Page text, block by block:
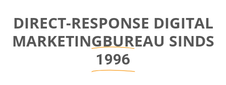
Direct-response
Digital
Marketing Bureau
DIRECT-RESPONSE DIGITAL
MARKETINGBUREAU SINDS
1996